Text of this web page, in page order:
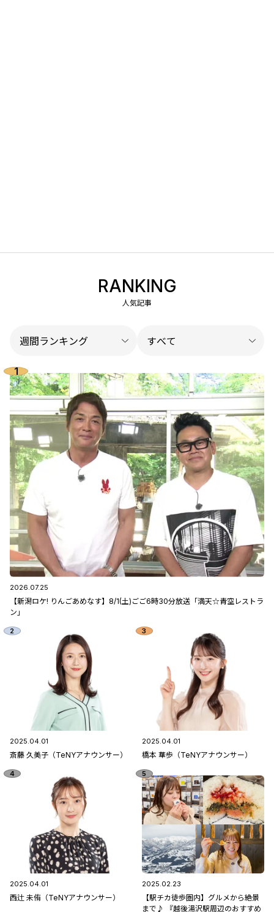
RANKING
人気記事
2026.07.25
【新潟ロケ! りんごあめなす】8/1(土)ごご6時30分放送「満天☆青空レストラ
ン」
2025.04.01
斎藤 久美子（TeNYアナウンサー）
2025.04.01
橋本 華歩（TeNYアナウンサー）
2025.04.01
西辻 未侑（TeNYアナウンサー）
2025.02.23
【駅チカ徒歩圏内】グルメから絶景
まで♪ 『越後湯沢駅周辺のおすすめ